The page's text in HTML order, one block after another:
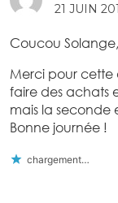
21 JUIN
Coucou Solange,
Merci pour cette
faire des achats
mais la seconde
Bonne journée !
chargement…